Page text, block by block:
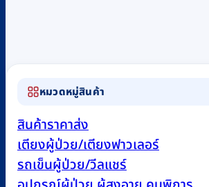
หมวดหมู่สินค้า
สินค้าราคาส่ง
เตียงผู้ป่วย/เตียงฟาวเลอร์
รถเข็นผู้ป่วย/วีลแชร์